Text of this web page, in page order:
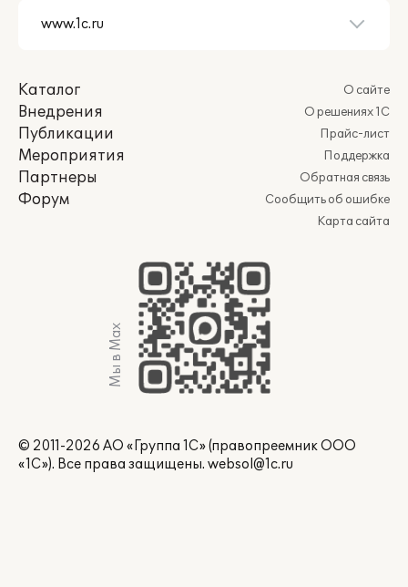
Каталог
Внедрения
Публикации
Мероприятия
Партнеры
Форум
О сайте
О решениях 1С
Прайс-лист
Поддержка
Обратная связь
Сообщить об ошибке
Карта сайта
Мы в Max
© 2011-2026 АО «Группа 1С» (правопреемник ООО
«1С»). Все права защищены. websol@1c.ru